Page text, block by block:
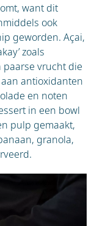
want dit
ook
geworden. Açai,
zoals
vrucht die
antioxidanten
en noten
in een bowl
pulp gemaakt,
granola,